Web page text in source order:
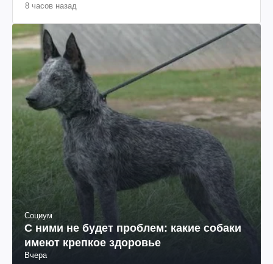
(фото)
8 часов назад
Социум
С ними не будет проблем: какие собаки
имеют крепкое здоровье
Вчера